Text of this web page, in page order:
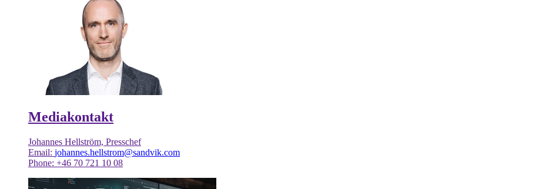
Mediakontakt
Johannes Hellström, Presschef
Email: johannes.hellstrom@sandvik.com
Phone: +46 70 721 10 08